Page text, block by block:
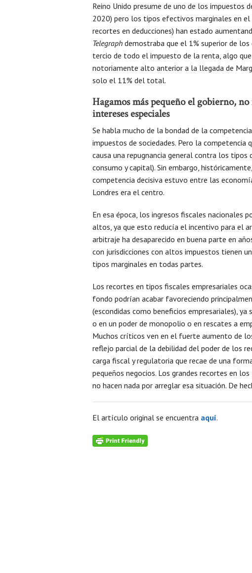
Reino Unido presume de uno de los impuestos
2020) pero los tipos efectivos marginales en
recortes en deducciones) han estado
Telegraph demostraba que el 1% superior de
tercio de todo el impuesto de la renta, algo
notoriamente alto anterior a la llegada de
solo el 11% del total.
Hagamos más pequeño el gobierno,
intereses especiales
Se habla mucho de la bondad de la
impuestos de sociedades. Pero la competencia
causa una repugnancia general contra los
consumo y capital). Sin embargo,
competencia decisiva estuvo entre las
Londres era el centro.
En esa época, los ingresos fiscales nacionales
altos, ya que esto reducía el incentivo para el
arbitraje ha desaparecido en buena parte en
con jurisdicciones con altos impuestos tienen
tipos marginales en todas partes.
Los recortes en tipos fiscales empresariales
fondo podrían acabar favoreciendo
(escondidas como beneficios empresariales),
o en un poder de monopolio o en rescates a
Muchos críticos ven en el fuerte aumento de
reflejo parcial de la debilidad del poder de los
carga fiscal y regulatoria que recae de una
pequeños negocios. Los grandes recortes en
no hacen nada por arreglar esa situación. De
El artículo original se encuentra aquí.